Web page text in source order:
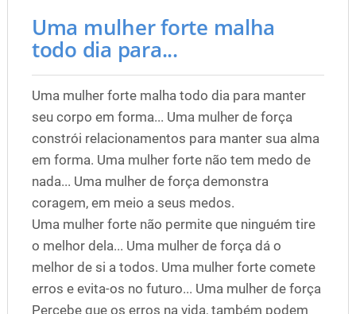
Uma mulher forte malha
todo dia para...
Uma mulher forte malha todo dia para manter
seu corpo em forma... Uma mulher de força
constrói relacionamentos para manter sua alma
em forma. Uma mulher forte não tem medo de
nada... Uma mulher de força demonstra
coragem, em meio a seus medos.
Uma mulher forte não permite que ninguém tire
o melhor dela... Uma mulher de força dá o
melhor de si a todos. Uma mulher forte comete
erros e evita-os no futuro... Uma mulher de força
Percebe que os erros na vida, também podem